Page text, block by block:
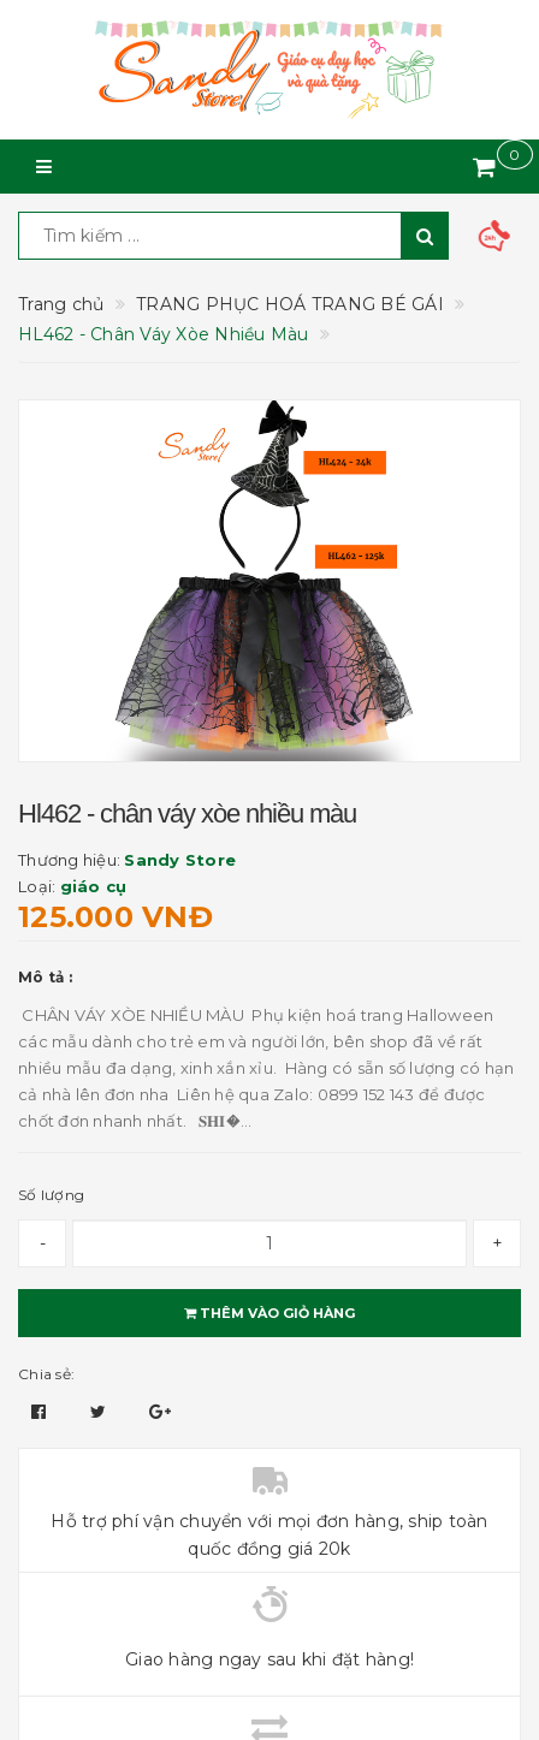
0
Trang chủ
TRANG PHỤC HOÁ TRANG BÉ GÁI
HL462 - Chân Váy Xòe Nhiều Màu
Hl462 - chân váy xòe nhiều màu
Thương hiệu: Sandy Store
Loại: giáo cụ
125.000 VNĐ
Mô tả :
CHÂN VÁY XÒE NHIỀU MÀU Phụ kiện hoá trang Halloween
các mẫu dành cho trẻ em và người lớn, bên shop đã về rất
nhiều mẫu đa dạng, xinh xắn xỉu. Hàng có sẵn số lượng có hạn
cả nhà lên đơn nha Liên hệ qua Zalo: 0899 152 143 để được
chốt đơn nhanh nhất. 𝐒𝐇𝐈�...
Số lượng
- +
THÊM VÀO GIỎ HÀNG
Chia sẻ:
Hỗ trợ phí vận chuyển với mọi đơn hàng, ship toàn
quốc đồng giá 20k
Giao hàng ngay sau khi đặt hàng!